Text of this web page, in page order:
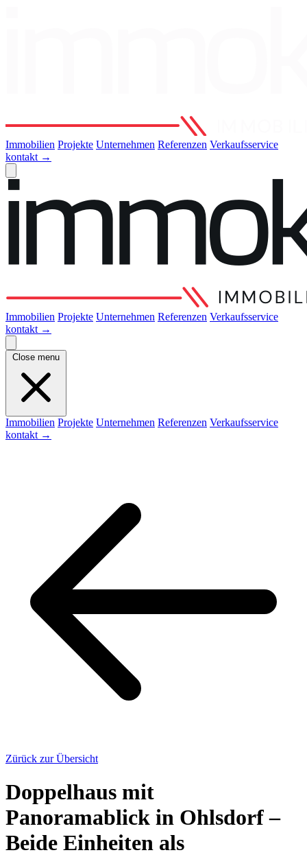
Immobilien Projekte Unternehmen Referenzen Verkaufsservice
kontakt →
Immobilien Projekte Unternehmen Referenzen Verkaufsservice
kontakt →
Close menu
Immobilien Projekte Unternehmen Referenzen Verkaufsservice
kontakt →
Zürück zur Übersicht
Doppelhaus mit
Panoramablick in Ohlsdorf –
Beide Einheiten als